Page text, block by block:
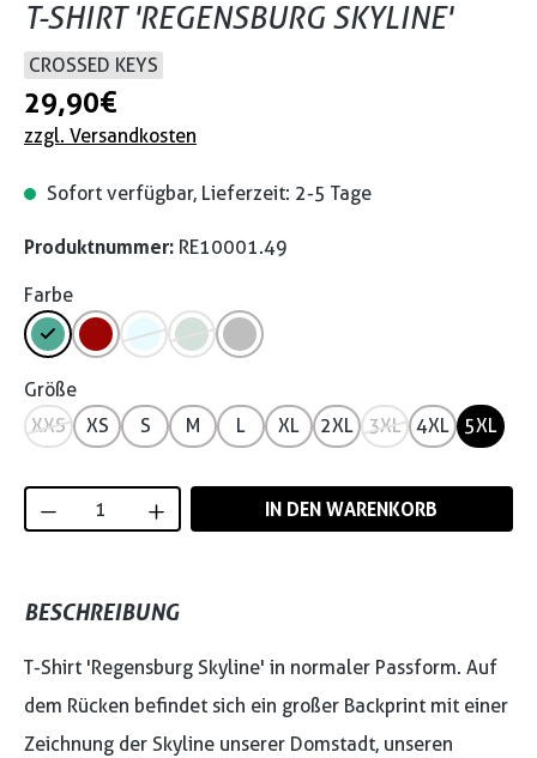
T-SHIRT 'REGENSBURG SKYLINE'
CROSSED KEYS
29,90 €
zzgl. Versandkosten
Sofort verfügbar, Lieferzeit: 2-5 Tage
Produktnummer: RE10001.49
Farbe
Größe
XXS
XS S M L XL 2XL 3XL 4XL 5XL
Produkt Anzahl: Gib den gewünschten
IN DEN WARENKORB
BESCHREIBUNG
T-Shirt 'Regensburg Skyline' in normaler Passform. Auf
dem Rücken befindet sich ein großer Backprint mit einer
Zeichnung der Skyline unserer Domstadt, unseren